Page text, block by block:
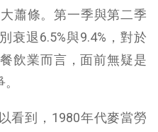
蕭條。第一季與第二季
衰退6.5%與9.4%，對於
飲業而言，面前無疑是
看到，1980年代麥當勞